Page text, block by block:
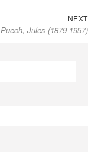
NEXTNext
post:
Puech, Jules (1879-1957)